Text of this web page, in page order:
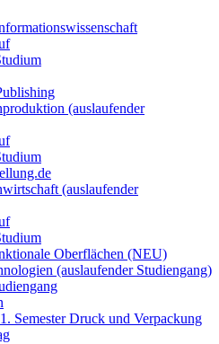
(auslaufender
(auslaufender
Oberflächen (NEU)
(auslaufender Studiengang)
Semester Druck und Verpackung